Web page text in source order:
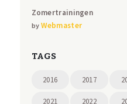
Zomertrainingen
by Webmaster
TAGS
2016 2017
2021 2022